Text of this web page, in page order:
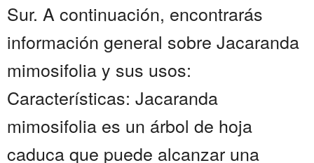
Sur. A continuación, encontrarás
información general sobre Jacaranda
mimosifolia y sus usos:
Características: Jacaranda
mimosifolia es un árbol de hoja
caduca que puede alcanzar una